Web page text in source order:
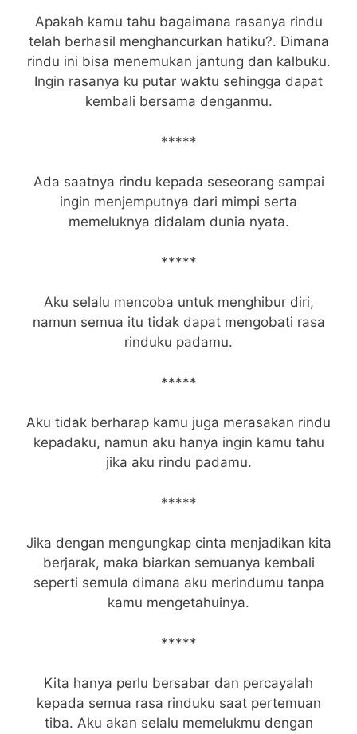
Apakah kamu tahu bagaimana rasanya rindu
telah berhasil menghancurkan hatiku?. Dimana
rindu ini bisa menemukan jantung dan kalbuku.
Ingin rasanya ku putar waktu sehingga dapat
kembali bersama denganmu.
*****
Ada saatnya rindu kepada seseorang sampai
ingin menjemputnya dari mimpi serta
memeluknya didalam dunia nyata.
*****
Aku selalu mencoba untuk menghibur diri,
namun semua itu tidak dapat mengobati rasa
rinduku padamu.
*****
Aku tidak berharap kamu juga merasakan rindu
kepadaku, namun aku hanya ingin kamu tahu
jika aku rindu padamu.
*****
Jika dengan mengungkap cinta menjadikan kita
berjarak, maka biarkan semuanya kembali
seperti semula dimana aku merindumu tanpa
kamu mengetahuinya.
*****
Kita hanya perlu bersabar dan percayalah
kepada semua rasa rinduku saat pertemuan
tiba. Aku akan selalu memelukmu dengan